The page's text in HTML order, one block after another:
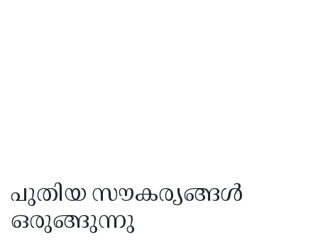
പുതിയ സൗകര്യങ്ങൾ
ഒരുങ്ങുന്നു